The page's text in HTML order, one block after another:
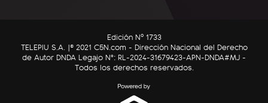
C5N Autos
RatingCero
Edición Nº 1733
TELEPIU S.A. |© 2021 C5N.com - Dirección Nacional del Derecho
de Autor DNDA Legajo N°: RL-2024-31679423-APN-DNDA#MJ -
Todos los derechos reservados.